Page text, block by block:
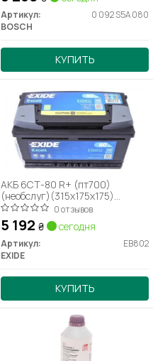
Артикул:
0 092 S5A 080
BOSCH
КУПИТЬ
АКБ 6СТ-80 R+ (пт700)
(необслуг)(315х175х175)
EXCELL Exide0 отзывов
5 192 ₴ сегодня
Артикул:
EB802
EXIDE
КУПИТЬ